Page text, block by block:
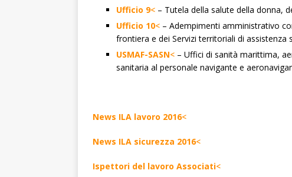
Ufficio 9< – Tutela della salute della donna,
Ufficio 10< – Adempimenti amministrativo
frontiera e dei Servizi territoriali di assistenza
USMAF-SASN< – Uffici di sanità marittima,
sanitaria al personale navigante e
News ILA lavoro 2016<
News ILA sicurezza 2016<
Ispettori del lavoro Associati<